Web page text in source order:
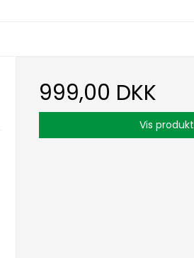
999,00 DKK
Vis produkt